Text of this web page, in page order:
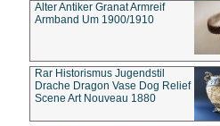
Alter Antiker Granat Armreif
Armband Um 1900/1910
Rar Historismus Jugendstil
Drache Dragon Vase Dog Relief
Scene Art Nouveau 1880